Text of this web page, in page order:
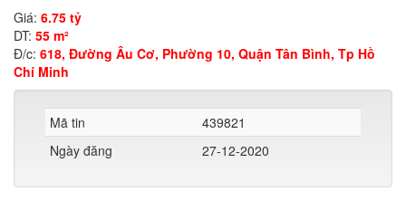
Giá: 6.75 tỷ
DT: 55 m²
Đ/c: 618, Đường Âu Cơ, Phường 10, Quận Tân Bình, Tp Hồ
Chí Minh
Mã tin
439821
Ngày đăng
27-12-2020